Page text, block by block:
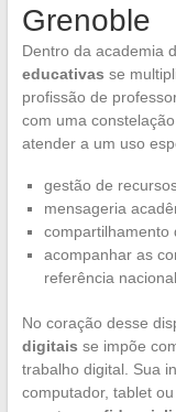
Grenoble
Dentro da academia
educativas se
profissão de
com uma
atender a um uso
gestão de
mensageria
compartilhamento
acompanhar as
referência nacional
No coração desse
digitais se impõe
trabalho digital. Sua
computador, tablet